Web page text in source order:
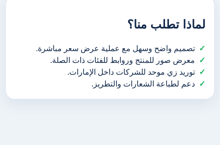
لماذا تطلب منا؟
تصميم واضح وسهل مع عملية عرض سعر مباشرة.
معرض صور للمنتج وروابط للفئات ذات الصلة.
توريد زي موحد للشركات داخل الإمارات.
دعم لطباعة الشعارات والتطريز.